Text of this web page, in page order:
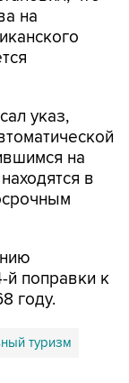
на
указ,
на
в
й поправки к
году.
туризм